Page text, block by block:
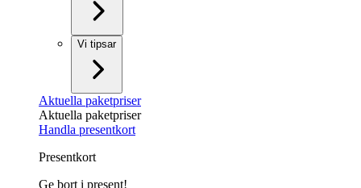
Vi tipsar
Aktuella paketpriser
Aktuella paketpriser
Handla presentkort
Presentkort
Ge bort i present!